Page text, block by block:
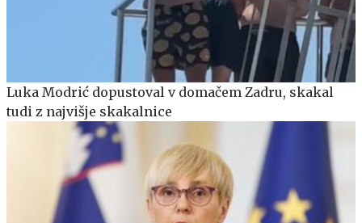
Luka Modrić dopustoval v domačem Zadru, skakal
tudi z najvišje skakalnice